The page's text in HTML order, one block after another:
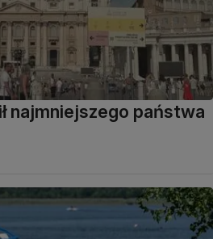
najmniejszego państwa